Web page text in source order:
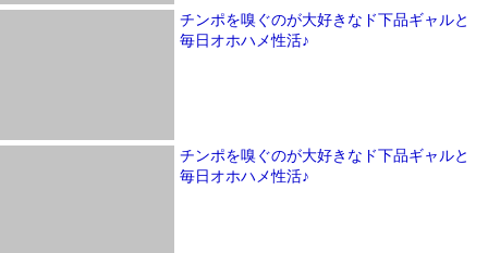
チンポを嗅ぐのが大好きなド下品ギャルと
毎日オホハメ性活♪
チンポを嗅ぐのが大好きなド下品ギャルと
毎日オホハメ性活♪